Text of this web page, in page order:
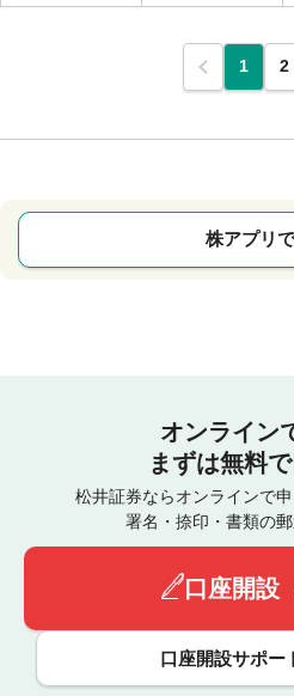
1 2
株アプリ
オンライン
まずは無料
松井証券ならオンラインで
署名・捺印・書類の郵
口座開設
口座開設サポー